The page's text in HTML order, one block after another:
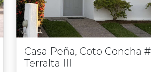
Casa Peña, Coto Concha
Terralta III